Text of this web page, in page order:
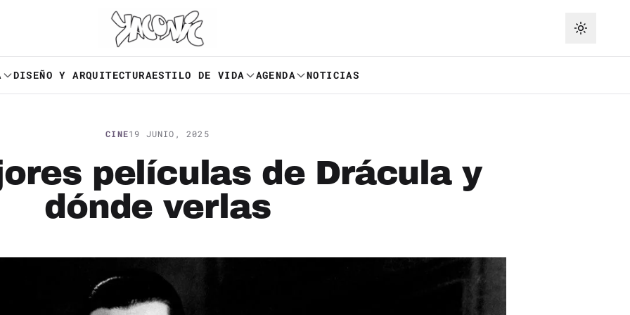
DISEÑO Y ARQUITECTURAESTILO DE VIDA AGENDA NOTICIAS
CINE19 JUNIO, 2025
películas de Drácula y
dónde verlas